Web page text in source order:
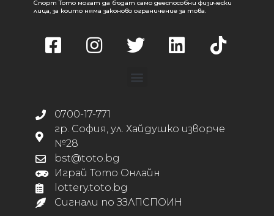
Спорт Тото могат да бъдат само дееспособни физически
лица, за които няма законово ограничение за това.
0700-17-771
гр. София, ул. Хайдушко изворче
№28
bst@toto.bg
Играй Тото Онлайн
lottery.toto.bg
Сигнали по ЗЗЛПСПОИН